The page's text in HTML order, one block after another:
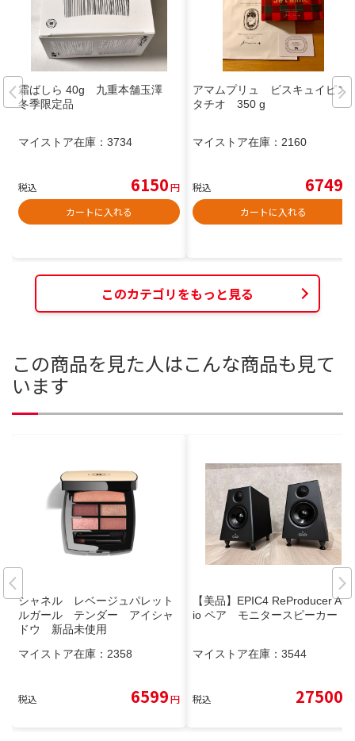
霜ばしら 40g 九重本舗玉澤
冬季限定品
マイストア在庫： 3734
税込 6150円
カートに入れる
アマムプリュ ビスキュイピス
タチオ 350 g
マイストア在庫： 2160
税込 6749
カートに入れる
このカテゴリをもっと見る
この商品を見た人はこんな商品も見て
います
シャネル レベージュパレット
ルガール テンダー アイシャ
ドウ 新品未使用
マイストア在庫： 2358
税込 6599円
【美品】EPIC4 ReProducer Aud
io ペア モニタースピーカー
マイストア在庫： 3544
税込 27500